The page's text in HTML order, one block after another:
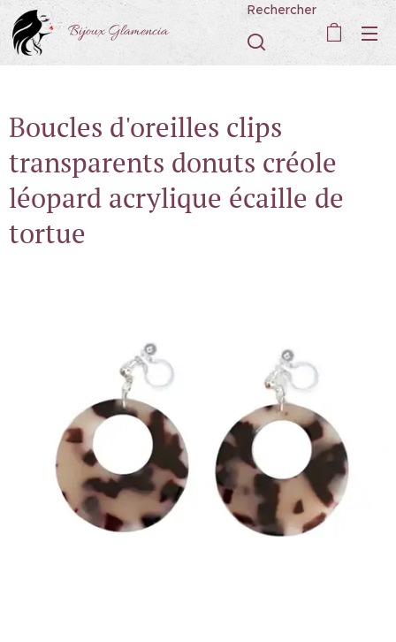
Bijoux Glamencia
Rechercher
Boucles d'oreilles clips
transparents donuts créole
léopard acrylique écaille de
tortue